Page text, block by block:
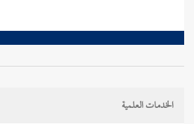
الخدمات العلمية